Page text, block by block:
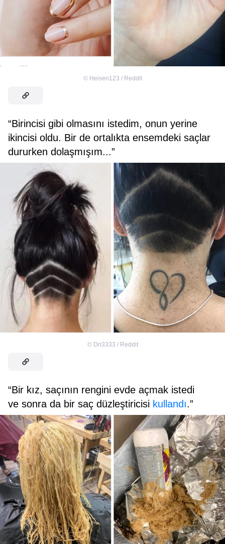
© Heisen123 / Reddit
“Birincisi gibi olmasını istedim, onun yerine
ikincisi oldu. Bir de ortalıkta ensemdeki saçlar
dururken dolaşmışım...”
© Dri3333 / Reddit
“Bir kız, saçının rengini evde açmak istedi
ve sonra da bir saç düzleştiricisi kullandı.”